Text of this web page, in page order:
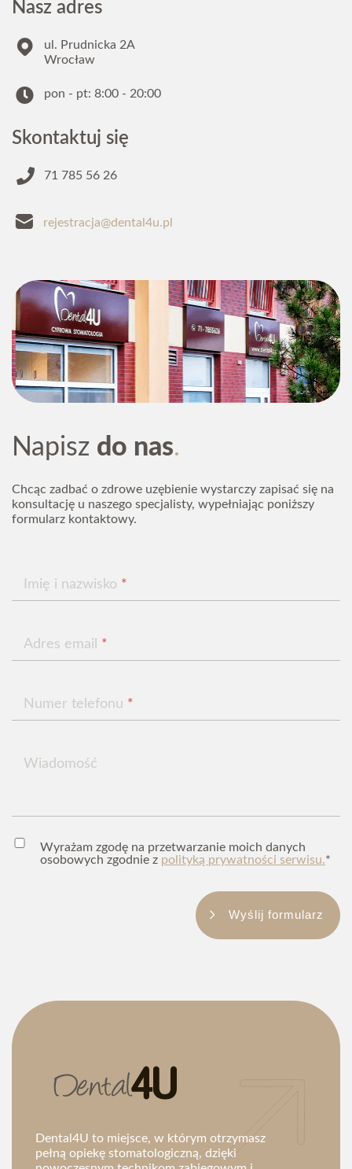
Nasz adres
ul. Prudnicka 2A
Wrocław
pon - pt: 8:00 - 20:00
Skontaktuj się
71 785 56 26
rejestracja@dental4u.pl
Napisz do nas
Chcąc zadbać o zdrowe uzębienie wystarczy zapisać się na
konsultację u naszego specjalisty, wypełniając poniższy
formularz kontaktowy.
Imię i nazwisko *
Adres email *
Numer telefonu *
Wiadomość
Wyrażam zgodę na przetwarzanie moich danych
osobowych zgodnie z polityką prywatności serwisu.*
Wyślij formularz
Dental4U to miejsce, w którym otrzymasz
pełną opiekę stomatologiczną, dzięki